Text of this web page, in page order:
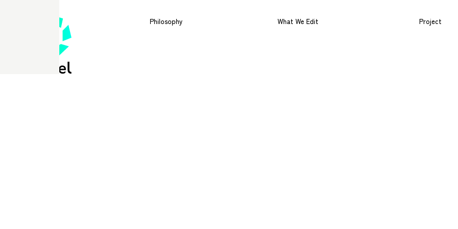
Philosophy What We Edit Project